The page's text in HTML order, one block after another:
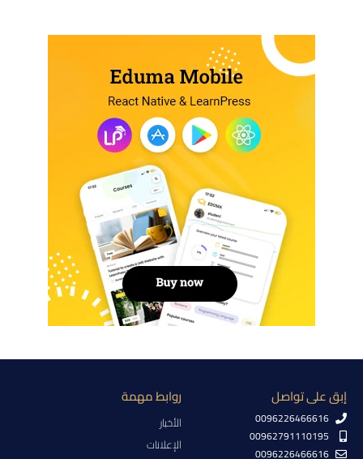
إبق على تواصل
0096226466616
00962791110195
0096226466616
روابط مهمة
الأخبار
الإعلانات